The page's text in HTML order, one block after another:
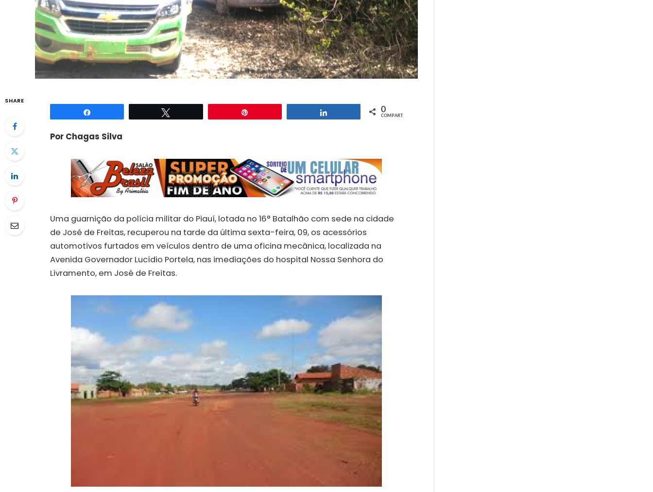
SHARE
Compartilhar 0
COMPART.
Por Chagas Silva
Uma guarnição da polícia militar do Piauí, lotada no 16° Batalhão com sede na cidade
de José de Freitas, recuperou na tarde da última sexta-feira, 09, os acessórios
automotivos furtados em veículos dentro de uma oficina mecânica, localizada na
Avenida Governador Lucídio Portela, nas imediações do hospital Nossa Senhora do
Livramento, em José de Freitas.